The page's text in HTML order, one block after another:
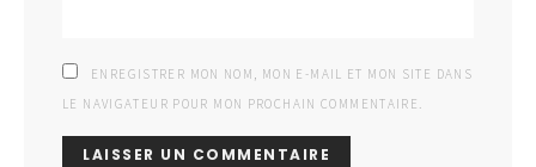
ENREGISTRER MON NOM, MON E-MAIL ET MON SITE DANS
LE NAVIGATEUR POUR MON PROCHAIN COMMENTAIRE.